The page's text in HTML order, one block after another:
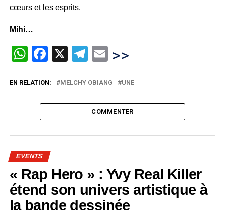
cœurs et les esprits.
Mihi…
WhatsApp
Facebook
X Telegram
Email
>>
EN RELATION: MELCHY OBIANG UNE
COMMENTER
EVENTS
« Rap Hero » : Yvy Real Killer
étend son univers artistique à
la bande dessinée